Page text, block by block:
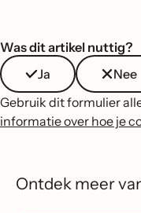
Was dit artikel nuttig?
Ja
Nee
Gebruik dit formulier
informatie over hoe je
Ontdek meer